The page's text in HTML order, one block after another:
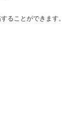
ることができます。